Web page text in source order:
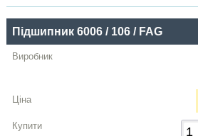
Підшипник 6006 / 106 / FAG